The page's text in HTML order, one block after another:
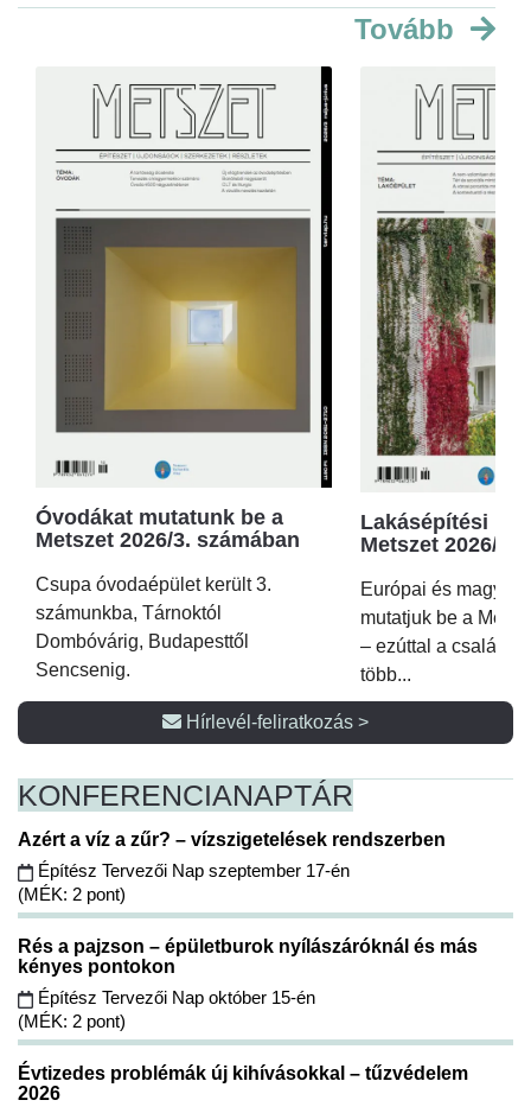
Tovább
Óvodákat mutatunk be a
Metszet 2026/3. számában
Csupa óvodaépület került 3.
számunkba, Tárnoktól
Dombóvárig, Budapesttől
Sencsenig.
Lakásépítési
Metszet 2026/2.
Európai és magyar
mutatjuk be a
– ezúttal a családi
több...
Hírlevél-feliratkozás >
KONFERENCIANAPTÁR
Azért a víz a zűr? – vízszigetelések rendszerben
Építész Tervezői Nap szeptember 17-én
(MÉK: 2 pont)
Rés a pajzson – épületburok nyílászáróknál és más
kényes pontokon
Építész Tervezői Nap október 15-én
(MÉK: 2 pont)
Évtizedes problémák új kihívásokkal – tűzvédelem
2026